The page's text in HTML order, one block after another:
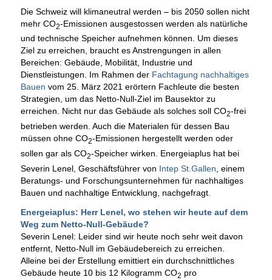
Die Schweiz will klimaneutral werden – bis 2050 sollen nicht
mehr CO2-Emissionen ausgestossen werden als natürliche
und technische Speicher aufnehmen können. Um dieses
Ziel zu erreichen, braucht es Anstrengungen in allen
Bereichen: Gebäude, Mobilität, Industrie und
Dienstleistungen. Im Rahmen der Fachtagung nachhaltiges
Bauen vom 25. März 2021 erörtern Fachleute die besten
Strategien, um das Netto-Null-Ziel im Bausektor zu
erreichen. Nicht nur das Gebäude als solches soll CO2-frei
betrieben werden. Auch die Materialen für dessen Bau
müssen ohne CO2-Emissionen hergestellt werden oder
sollen gar als CO2-Speicher wirken. Energeiaplus hat bei
Severin Lenel, Geschäftsführer von Intep St.Gallen , einem
Beratungs- und Forschungsunternehmen für nachhaltiges
Bauen und nachhaltige Entwicklung, nachgefragt.
Energeiaplus: Herr Lenel, wo stehen wir heute auf dem
Weg zum Netto-Null-Gebäude?
Severin Lenel: Leider sind wir heute noch sehr weit davon
entfernt, Netto-Null im Gebäudebereich zu erreichen.
Alleine bei der Erstellung emittiert ein durchschnittliches
Gebäude heute 10 bis 12 Kilogramm CO2 pro